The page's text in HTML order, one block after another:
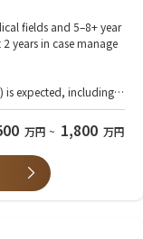
oversight, perfo
and outsourcing b
using technolo
compliant ICSR repor
implementation.
management profes
cross-functionally
fields and 5–8+ year
years in case manage
is expected, including le
team.
safety databases/tools)
and guidelines (e.g.,
万円 ~ 1,800 万円